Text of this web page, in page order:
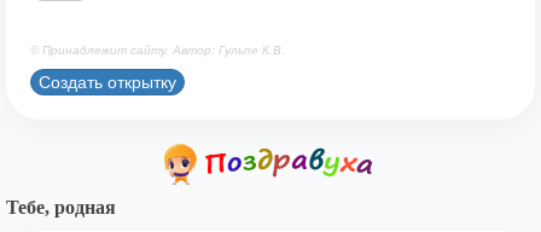
© Принадлежит сайту. Автор: Гульпе К.В.
Создать открытку
Тебе, родная